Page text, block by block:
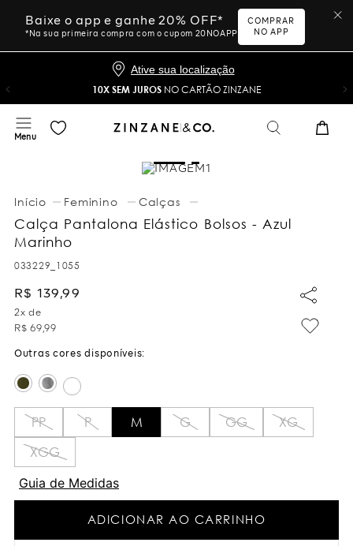
Baixe o app e ganhe 20% OFF*
*Na sua primeira compra com o cupom 20NOAPP
COMPRAR
NO APP
Ative sua localização
10X SEM JUROS NO CARTÃO ZINZANE
Feminino Calças
Calça Pantalona Elástico Bolsos - Azul
Marinho
033229_1055
R$ 139,99
2x de
R$ 69,99
PP P M G GG
XG
XGG
Guia de Medidas
ADICIONAR AO CARRINHO